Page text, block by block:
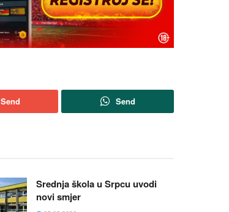
Send Send
Srednja škola u Srpcu uvodi
novi smjer